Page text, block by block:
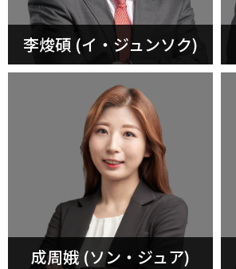
李焌碩 (イ・ジュンソク)
成周娥 (ソン・ジュア)